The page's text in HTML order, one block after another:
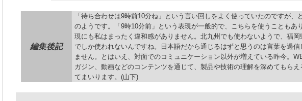
編集後記
「待ち合わせは9時前10分ね」という言い回しをよく使っていたのですが、
のようです。「9時10分前」という表現が一般的で、こちらを使うこともあ
現にも私はまったく違和感がありません。北九州でも使わないようで、福
でしか使われないんですね。日本語だから通じるはずと思うのは言葉を過
ません。とはいえ、対面でのコミュニケーション以外が増えている昨今。
ガジン、動画などのコンテンツを通じて、製品や技術の理解を深めてもら
てまいります。(山下)